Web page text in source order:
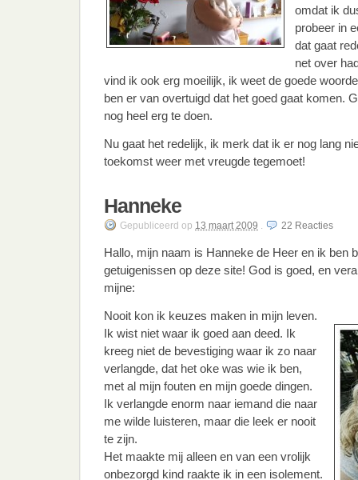
omdat ik
probeer in
dat gaat
net over
vind ik ook erg moeilijk, ik weet de goede
ben er van overtuigd dat het goed gaat komen.
nog heel erg te doen.
Nu gaat het redelijk, ik merk dat ik er nog lang
toekomst weer met vreugde tegemoet!
Hanneke
Gepubliceerd op 13 maart 2009 . 22 Reacties
Hallo, mijn naam is Hanneke de Heer en ik ben
getuigenissen op deze site! God is goed, en
mijne:
Nooit kon ik keuzes maken in mijn leven.
Ik wist niet waar ik goed aan deed. Ik
kreeg niet de bevestiging waar ik zo naar
verlangde, dat het oke was wie ik ben,
met al mijn fouten en mijn goede dingen.
Ik verlangde enorm naar iemand die naar
me wilde luisteren, maar die leek er nooit
te zijn.
Het maakte mij alleen en van een vrolijk
onbezorgd kind raakte ik in een isolement.